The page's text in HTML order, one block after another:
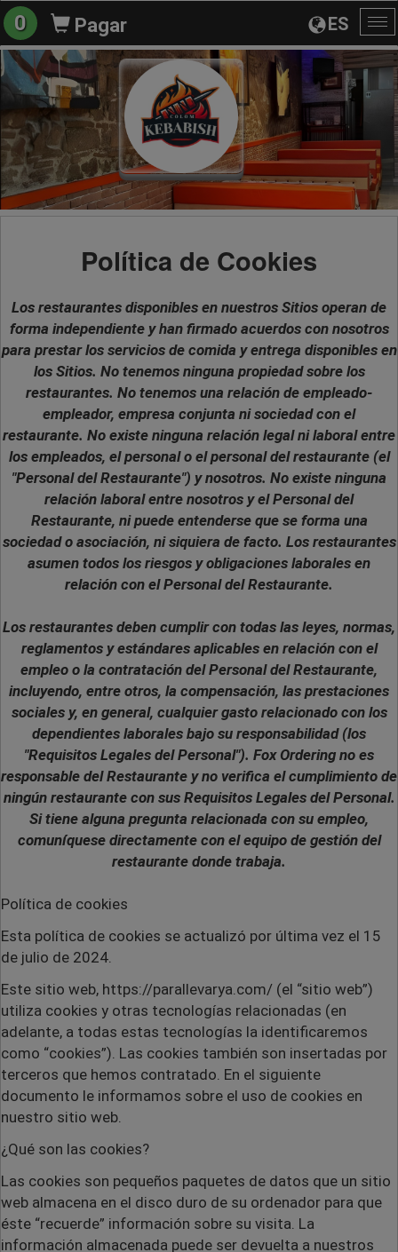
ES
0 Pagar
Política de Cookies
Los restaurantes disponibles en nuestros Sitios operan de
forma independiente y han firmado acuerdos con nosotros
para prestar los servicios de comida y entrega disponibles en
los Sitios. No tenemos ninguna propiedad sobre los
restaurantes. No tenemos una relación de empleado-
empleador, empresa conjunta ni sociedad con el
restaurante. No existe ninguna relación legal ni laboral entre
los empleados, el personal o el personal del restaurante (el
"Personal del Restaurante") y nosotros. No existe ninguna
relación laboral entre nosotros y el Personal del
Restaurante, ni puede entenderse que se forma una
sociedad o asociación, ni siquiera de facto. Los restaurantes
asumen todos los riesgos y obligaciones laborales en
relación con el Personal del Restaurante.
Los restaurantes deben cumplir con todas las leyes, normas,
reglamentos y estándares aplicables en relación con el
empleo o la contratación del Personal del Restaurante,
incluyendo, entre otros, la compensación, las prestaciones
sociales y, en general, cualquier gasto relacionado con los
dependientes laborales bajo su responsabilidad (los
"Requisitos Legales del Personal"). Fox Ordering no es
responsable del Restaurante y no verifica el cumplimiento de
ningún restaurante con sus Requisitos Legales del Personal.
Si tiene alguna pregunta relacionada con su empleo,
comuníquese directamente con el equipo de gestión del
restaurante donde trabaja.
Política de cookies
Esta política de cookies se actualizó por última vez el 15
de julio de 2024.
Este sitio web, https://parallevarya.com/ (el “sitio web”)
utiliza cookies y otras tecnologías relacionadas (en
adelante, a todas estas tecnologías la identificaremos
como “cookies”). Las cookies también son insertadas por
terceros que hemos contratado. En el siguiente
documento le informamos sobre el uso de cookies en
nuestro sitio web.
¿Qué son las cookies?
Las cookies son pequeños paquetes de datos que un sitio
web almacena en el disco duro de su ordenador para que
éste “recuerde” información sobre su visita. La
información almacenada puede ser devuelta a nuestros